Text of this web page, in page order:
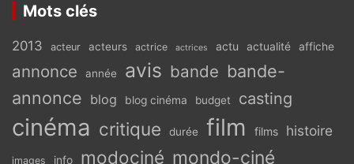
Mots clés
2013 acteur acteurs actrice actrices actu actualité affiche
annonce année avis bande bande-
annonce blog blog cinéma budget casting
cinéma critique durée film films histoire
images info modociné mondo-ciné